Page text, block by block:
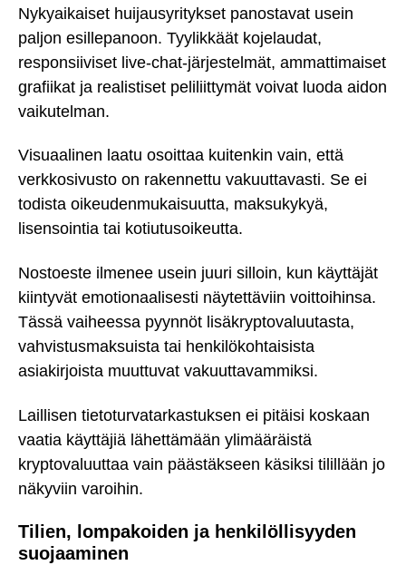
Nykyaikaiset huijausyritykset panostavat usein
paljon esillepanoon. Tyylikkäät kojelaudat,
responsiiviset live-chat-järjestelmät, ammattimaiset
grafiikat ja realistiset peliliittymät voivat luoda aidon
vaikutelman.
Visuaalinen laatu osoittaa kuitenkin vain, että
verkkosivusto on rakennettu vakuuttavasti. Se ei
todista oikeudenmukaisuutta, maksukykyä,
lisensointia tai kotiutusoikeutta.
Nostoeste ilmenee usein juuri silloin, kun käyttäjät
kiintyvät emotionaalisesti näytettäviin voittoihinsa.
Tässä vaiheessa pyynnöt lisäkryptovaluutasta,
vahvistusmaksuista tai henkilökohtaisista
asiakirjoista muuttuvat vakuuttavammiksi.
Laillisen tietoturvatarkastuksen ei pitäisi koskaan
vaatia käyttäjiä lähettämään ylimääräistä
kryptovaluuttaa vain päästäkseen käsiksi tilillään jo
näkyviin varoihin.
Tilien, lompakoiden ja henkilöllisyyden
suojaaminen